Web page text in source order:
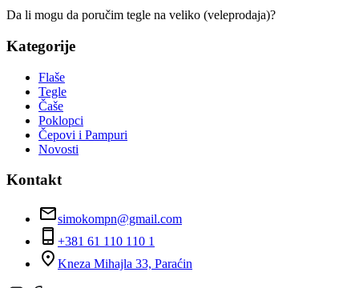
Da li mogu da poručim tegle na veliko (veleprodaja)?
Kategorije
Flaše
Tegle
Čaše
Poklopci
Čepovi i Pampuri
Novosti
Kontakt
simokompn@gmail.com
+381 61 110 110 1
Kneza Mihajla 33, Paraćin